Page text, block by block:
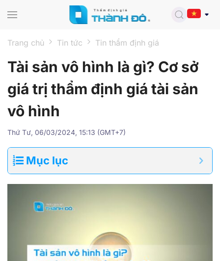
Trang chủ Tin tức Tin thẩm định giá
Tài sản vô hình là gì? Cơ sở
giá trị thẩm định giá tài sản
vô hình
Thứ Tư, 06/03/2024, 15:13 (GMT+7)
Mục lục